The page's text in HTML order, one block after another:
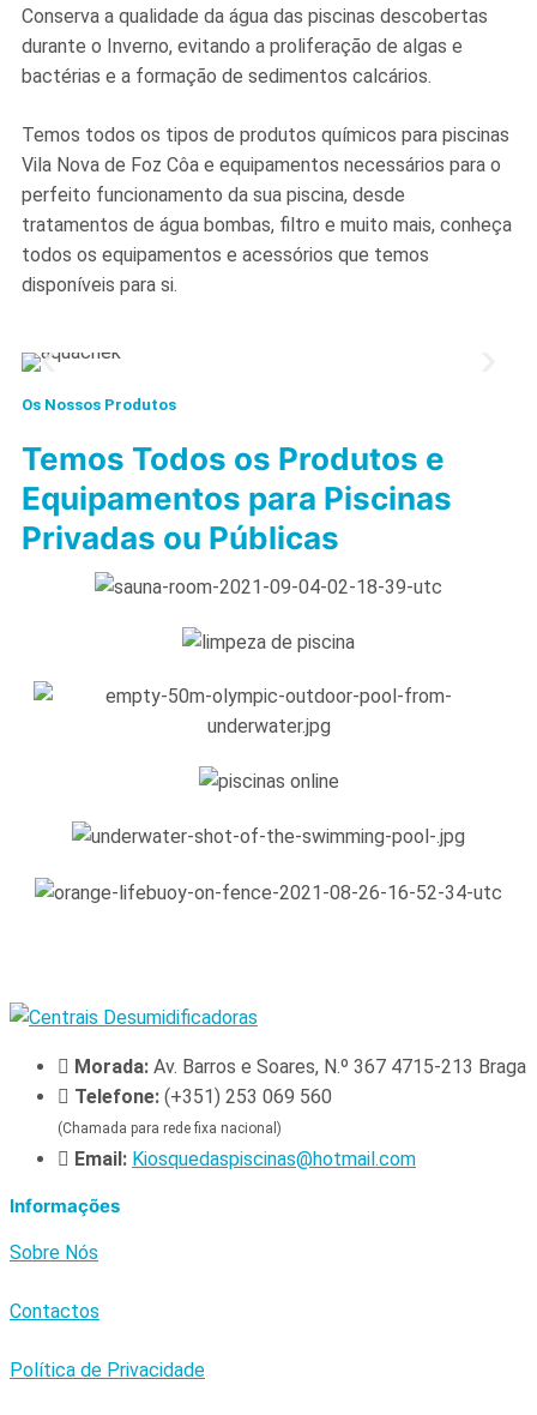
Conserva a qualidade da água das piscinas descobertas
durante o Inverno, evitando a proliferação de algas e
bactérias e a formação de sedimentos calcários.
Temos todos os tipos de produtos químicos para piscinas
Vila Nova de Foz Côa e equipamentos necessários para o
perfeito funcionamento da sua piscina, desde
tratamentos de água bombas, filtro e muito mais, conheça
todos os equipamentos e acessórios que temos
disponíveis para si.
Os Nossos Produtos
Temos Todos os Produtos e
Equipamentos para Piscinas
Privadas ou Públicas
Morada: Av. Barros e Soares, N.º 367 4715-213 Braga
Telefone: (+351) 253 069 560
(Chamada para rede fixa nacional)
Email: Kiosquedaspiscinas@hotmail.com
Informações
Sobre Nós
Contactos
Política de Privacidade